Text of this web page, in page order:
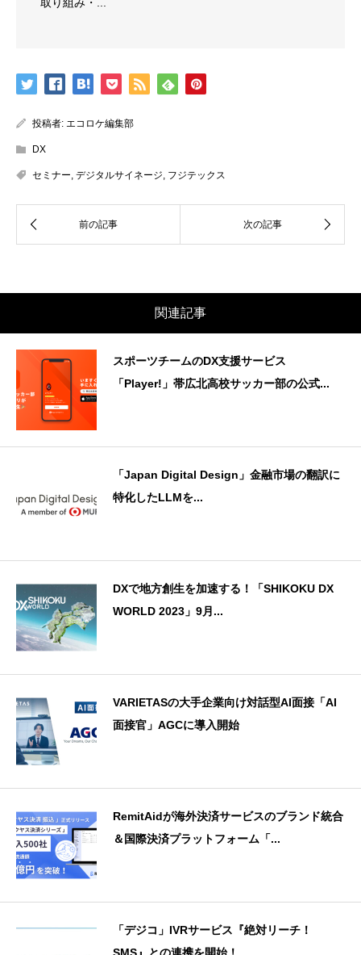
取り組み・...
投稿者: エコロケ編集部
DX
セミナー, デジタルサイネージ, フジテックス
関連記事
スポーツチームのDX支援サービス
「Player!」帯広北高校サッカー部の公式...
「Japan Digital Design」金融市場の翻訳に
特化したLLMを...
DXで地方創生を加速する！「SHIKOKU DX
WORLD 2023」9月...
VARIETASの大手企業向け対話型AI面接「AI
面接官」AGCに導入開始
RemitAidが海外決済サービスのブランド統合
＆国際決済プラットフォーム「...
「デジコ」IVRサービス『絶対リーチ！